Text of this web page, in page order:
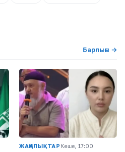
Барлығы →
ЖАҢАЛЫҚТАР Кеше, 17:00